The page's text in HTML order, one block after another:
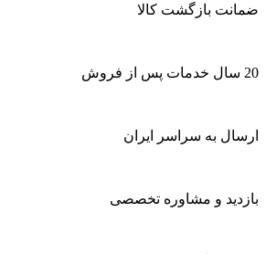
ضمانت بازگشت کالا
20 سال خدمات پس از فروش
ارسال به سراسر ایران
بازدید و مشاوره تخصصی